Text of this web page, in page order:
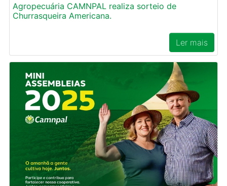
Agropecuária CAMNPAL realiza sorteio de
Churrasqueira Americana.
Ler mais